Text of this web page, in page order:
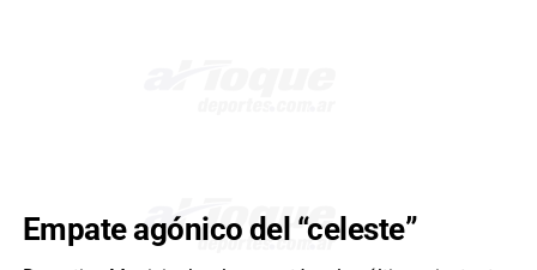
Empate agónico del “celeste”